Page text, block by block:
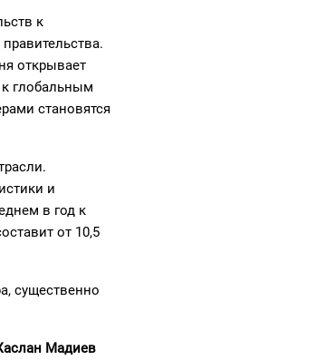
к
открывает
к глобальным
становятся
и
в год к
от 10,5
существенно
Мадиев